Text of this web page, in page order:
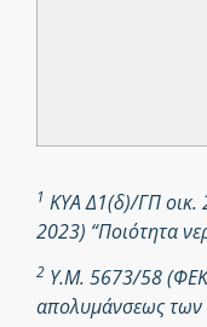
1 ΚΥΑ Δ1(δ)/ΓΠ
2023) “Ποιότητα
2 Υ.Μ. 5673/58
απολυμάνσεως